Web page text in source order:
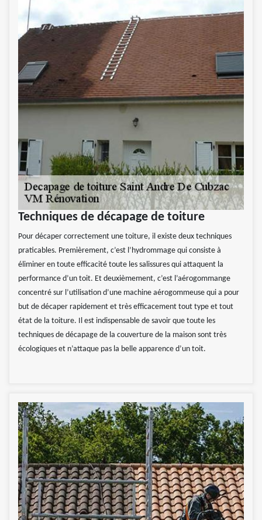
Techniques de décapage de toiture
Pour décaper correctement une toiture, il existe deux techniques
praticables. Premièrement, c’est l’hydrommage qui consiste à
éliminer en toute efficacité toute les salissures qui attaquent la
performance d’un toit. Et deuxièmement, c’est l’aérogommange
concentré sur l’utilisation d’une machine aérogommeuse qui a pour
but de décaper rapidement et très efficacement tout type et tout
état de la toiture. Il est indispensable de savoir que toute les
techniques de décapage de la couverture de la maison sont très
écologiques et n’attaque pas la belle apparence d’un toit.